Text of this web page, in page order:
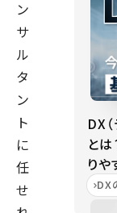
ン
サ
ル
タ
ン
ト
に
任
せ
DX
と
りや
DX